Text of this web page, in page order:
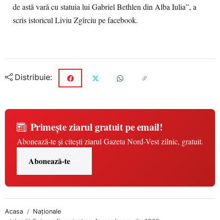
de astă vară cu statuia lui Gabriel Bethlen din Alba Iulia”, a
scris istoricul Liviu Zgîrciu pe facebook.
Distribuie:
Primește ziarul gratuit pe email!
Abonează-te și citești ziarul Gazeta Nord-Vest zilnic, gratuit.
Abonează-te
Acasa
Naționale